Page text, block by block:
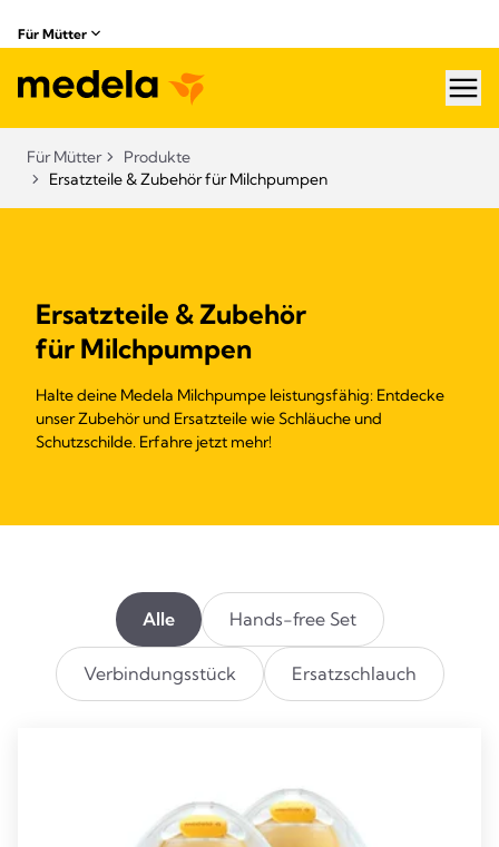
Für Mütter
Für Mütter
Produkte
Ersatzteile & Zubehör für Milchpumpen​
Ersatzteile & Zubehör
für Milchpumpen
Halte deine Medela Milchpumpe leistungsfähig: Entdecke
unser Zubehör und Ersatzteile wie Schläuche und
Schutzschilde. Erfahre jetzt mehr!
Alle Hands-free Set
Verbindungsstück Ersatzschlauch